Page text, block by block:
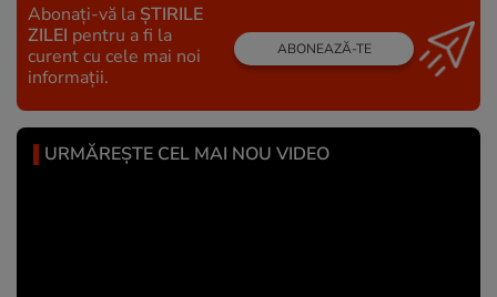
Abonați-vă la ȘTIRILE
ZILEI pentru a fi la
curent cu cele mai noi
informații.
ABONEAZĂ-TE
URMĂREȘTE CEL MAI NOU VIDEO